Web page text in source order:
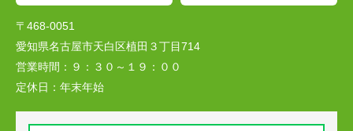
〒468-0051
愛知県名古屋市天白区植田３丁目714
営業時間： ９：３０～１９：００
定休日： 年末年始